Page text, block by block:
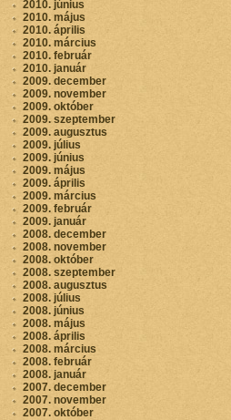
2010. június
2010. május
2010. április
2010. március
2010. február
2010. január
2009. december
2009. november
2009. október
2009. szeptember
2009. augusztus
2009. július
2009. június
2009. május
2009. április
2009. március
2009. február
2009. január
2008. december
2008. november
2008. október
2008. szeptember
2008. augusztus
2008. július
2008. június
2008. május
2008. április
2008. március
2008. február
2008. január
2007. december
2007. november
2007. október